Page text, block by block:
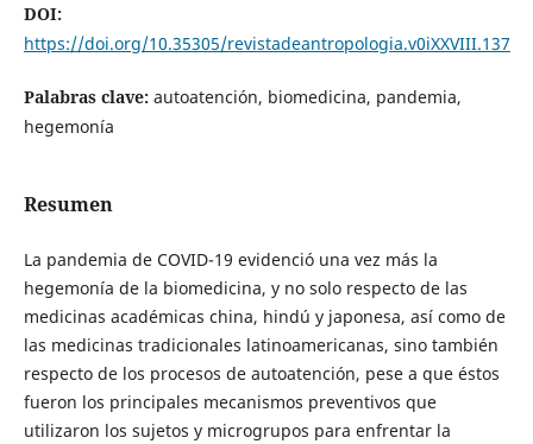
DOI:
https://doi.org/10.35305/revistadeantropologia.v0iXXVIII.137
Palabras clave: autoatención, biomedicina, pandemia,
hegemonía
Resumen
La pandemia de COVID-19 evidenció una vez más la
hegemonía de la biomedicina, y no solo respecto de las
medicinas académicas china, hindú y japonesa, así como de
las medicinas tradicionales latinoamericanas, sino también
respecto de los procesos de autoatención, pese a que éstos
fueron los principales mecanismos preventivos que
utilizaron los sujetos y microgrupos para enfrentar la